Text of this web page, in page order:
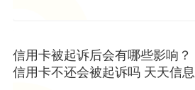
信用卡被起诉后会有哪些影响？
信用卡不还会被起诉吗 天天信息